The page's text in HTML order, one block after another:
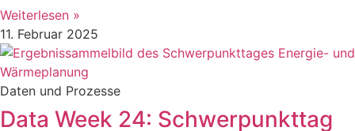
Weiterlesen »
11. Februar 2025
Daten und Prozesse
Data Week 24: Schwerpunkttag